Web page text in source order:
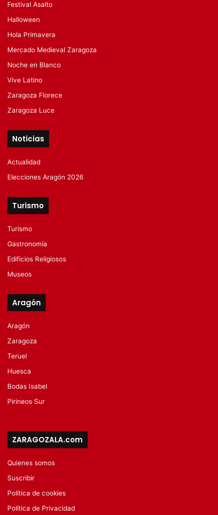
Festival Asalto
Halloween
Hola Primavera
Mercado Medieval Zaragoza
Noche en Blanco
Vive Latino
Zaragoza Florece
Zaragoza Luce
Noticias
Actualidad
Elecciones Aragón 2026
Turismo
Turismo
Gastronomía
Edificios Religiosos
Museos
Aragón
Aragón
Zaragoza
Teruel
Huesca
Bodas Isabel
Pirineos Sur
ZARAGOZALA.com
Quienes somos
Suscribir
Política de cookies
Política de Privacidad